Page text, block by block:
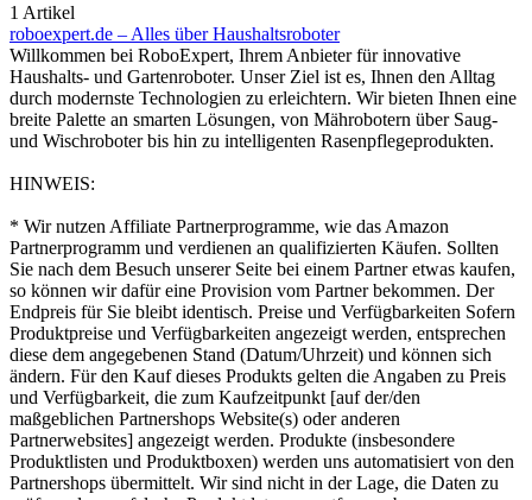
1 Artikel
roboexpert.de – Alles über Haushaltsroboter
Willkommen bei RoboExpert, Ihrem Anbieter für innovative
Haushalts- und Gartenroboter. Unser Ziel ist es, Ihnen den Alltag
durch modernste Technologien zu erleichtern. Wir bieten Ihnen eine
breite Palette an smarten Lösungen, von Mährobotern über Saug-
und Wischroboter bis hin zu intelligenten Rasenpflegeprodukten.
HINWEIS:
* Wir nutzen Affiliate Partnerprogramme, wie das Amazon
Partnerprogramm und verdienen an qualifizierten Käufen. Sollten
Sie nach dem Besuch unserer Seite bei einem Partner etwas kaufen,
so können wir dafür eine Provision vom Partner bekommen. Der
Endpreis für Sie bleibt identisch. Preise und Verfügbarkeiten Sofern
Produktpreise und Verfügbarkeiten angezeigt werden, entsprechen
diese dem angegebenen Stand (Datum/Uhrzeit) und können sich
ändern. Für den Kauf dieses Produkts gelten die Angaben zu Preis
und Verfügbarkeit, die zum Kaufzeitpunkt [auf der/den
maßgeblichen Partnershops Website(s) oder anderen
Partnerwebsites] angezeigt werden. Produkte (insbesondere
Produktlisten und Produktboxen) werden uns automatisiert von den
Partnershops übermittelt. Wir sind nicht in der Lage, die Daten zu